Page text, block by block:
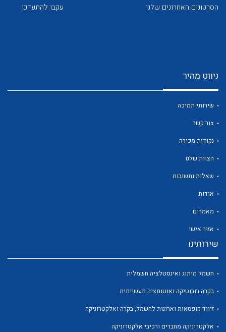
הסרטונים האחרונים שלנו עקבו להתעדכן
ניווט מהיר
שירותי תמיכה
צור קשר
נקודות מכירה
הצוות שלנו
שאלות ותשובות
אודות
מאמרים
אזור אישי
שירותינו
חשמל מיתוג ואינסטלציה חשמלית
בקרה רובוטיקה ואוטומציה תעשייתית
זיווד קופסאות וארונות לחשמל, בקרה ואלקטרוניקה
אלקטרוניקה מחברים ורכיבי אלקטרוניקה